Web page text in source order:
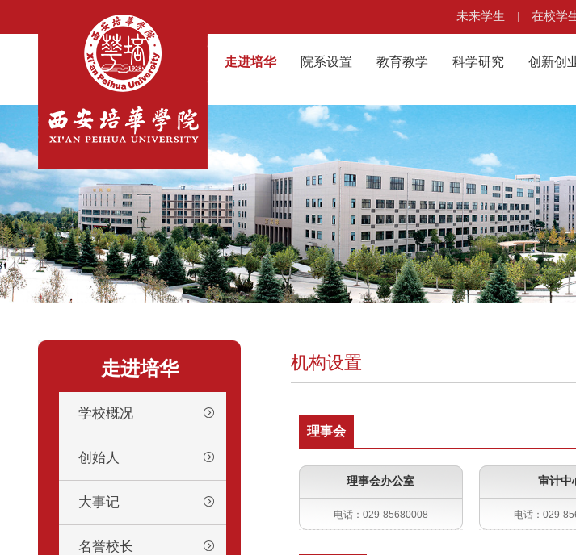
未来学生 | 在校学
走进培华 院系设置 教育教学 科学研究 创新创
走进培华
学校概况
创始人
大事记
名誉校长
机构设置
理事会
理事会办公室
电话：029-85680008
审计中
电话：029-